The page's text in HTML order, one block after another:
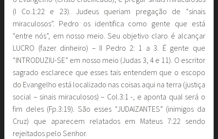
(I Co.1:22 e 23). Judeus queriam pregação de “sinais
miraculosos”. Pedro os identifica como gente que está
“entre nós”, em nosso meio. Seu objetivo claro é alcançar
LUCRO (fazer dinheiro) – II Pedro 2: 1 a 3. É gente que
“INTRODUZIU-SE” em nosso meio (Judas 3, 4 e 11). O escritor
sagrado esclarece que esses tais entendem que o escopo
do Evangelho está localizado nas coisas aqui na terra (justiça
social – sinais miraculosos) – Col.3:1 -, e aponta qual será o
fim deles (Fp.3:19). São esses “JUDAIZANTES” (inimigos da
Cruz) que aparecem relatados em Mateus 7:22 sendo
rejeitados pelo Senhor.